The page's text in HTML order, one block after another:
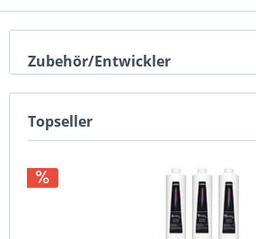
Zubehör/Entwickler
Topseller